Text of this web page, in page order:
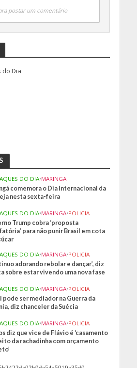
postar um comentário
do Dia
DO DIA•MARINGA
comemora o Dia Internacional da
nesta sexta-feira
DO DIA•MARINGA•POLICIA
Trump cobra ‘proposta
para não punir Brasil em cota
DO DIA•MARINGA•POLICIA
adorando rebolar e dançar’, diz
sobre estar vivendo uma nova fase
DO DIA•MARINGA•POLICIA
pode ser mediador na Guerra da
diz chanceler da Suécia
DO DIA•MARINGA•POLICIA
diz que vice de Flávio é ‘casamento
da rachadinha com orçamento